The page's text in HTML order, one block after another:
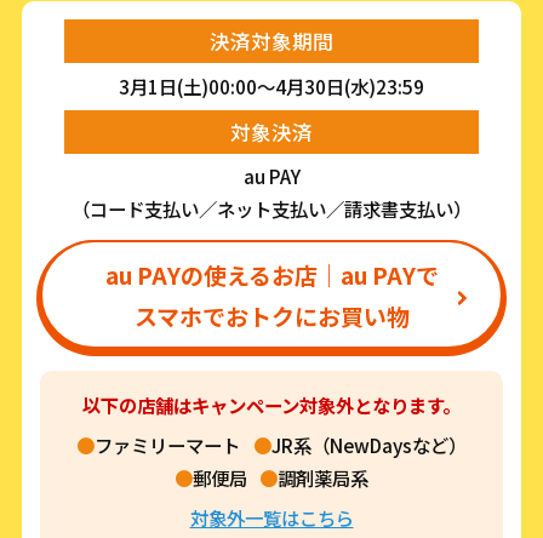
決済対象期間
3月1日(土)00:00～4月30日(水)23:59
対象決済
au PAY
（コード支払い／ネット支払い／請求書支払い）
au PAYの使えるお店｜au PAYで
スマホでおトクにお買い物
以下の店舗はキャンペーン対象外となります。
ファミリーマート
JR系（NewDaysなど）
郵便局
調剤薬局系
対象外一覧はこちら